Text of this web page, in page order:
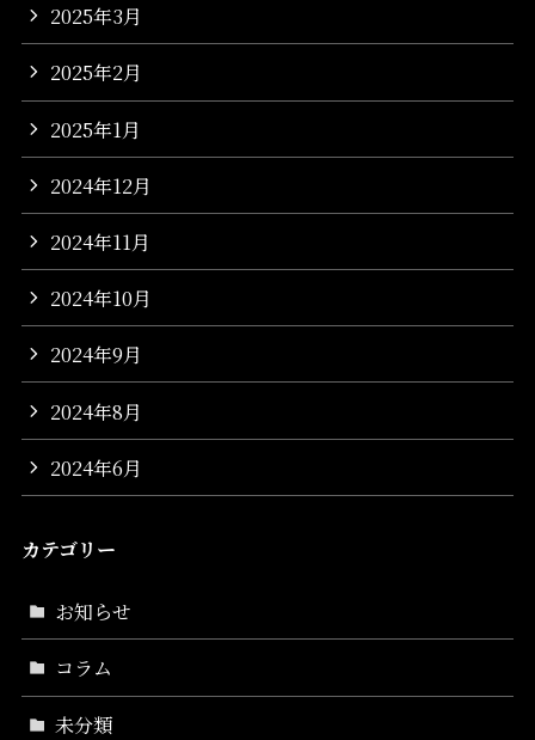
2025年3月
2025年2月
2025年1月
2024年12月
2024年11月
2024年10月
2024年9月
2024年8月
2024年6月
カテゴリー
お知らせ
コラム
未分類